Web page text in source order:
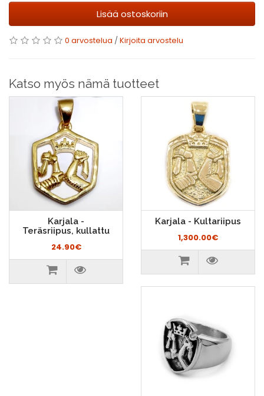
Lisää ostoskoriin
0 arvostelua /Kirjoita arvostelu
Katso myös nämä tuotteet
Karjala -
Teräsriipus, kullattu
24.90€
Karjala - Kultariipus
1,300.00€